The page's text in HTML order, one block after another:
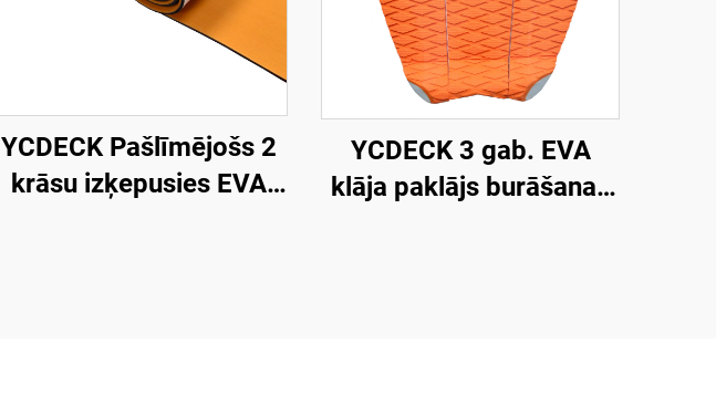
YCDECK Pašlīmējošs 2
krāsu izķepusies EVA
YCDECK 3 gab. EVA
klāja paklājs burāšanas